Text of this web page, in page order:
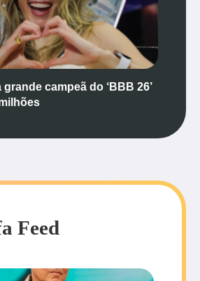
campeã do ‘BBB 26’
Feed